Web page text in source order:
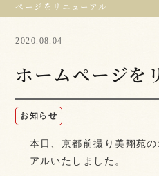
ページをリニューアル
2020.08.04
ホームページを
お知らせ
本日、京都前撮り美翔苑
アルいたしました。